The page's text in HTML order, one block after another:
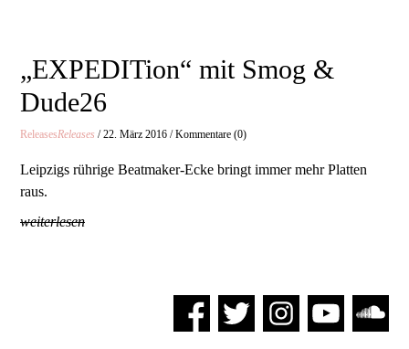
„EXPEDITion“ mit Smog &
Dude26
ReleasesReleases / 22. März 2016 / Kommentare (0)
Leipzigs rührige Beatmaker-Ecke bringt immer mehr Platten
raus.
weiterlesen